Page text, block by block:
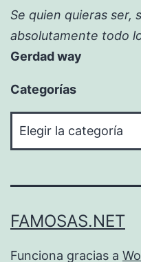
Se quien quieras ser,
absolutamente todo
Gerdad way
Categorías
FAMOSAS.NET
Funciona gracias a